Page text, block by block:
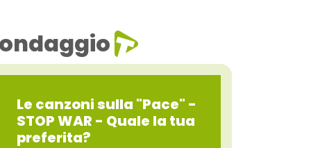
Le canzoni sulla "Pace" -
STOP WAR - Quale la tua
preferita?